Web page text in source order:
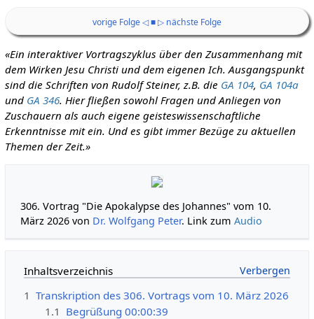
vorige Folge ◁■▷ nächste Folge
«Ein interaktiver Vortragszyklus über den Zusammenhang mit
dem Wirken Jesu Christi und dem eigenen Ich. Ausgangspunkt
sind die Schriften von Rudolf Steiner, z.B. die GA 104, GA 104a
und GA 346. Hier fließen sowohl Fragen und Anliegen von
Zuschauern als auch eigene geisteswissenschaftliche
Erkenntnisse mit ein. Und es gibt immer Bezüge zu aktuellen
Themen der Zeit.»
306. Vortrag "Die Apokalypse des Johannes" vom 10.
März 2026 von Dr. Wolfgang Peter. Link zumAudio
Inhaltsverzeichnis
1 Transkription des 306. Vortrags vom 10. März 2026
1.1 Begrüßung 00:00:39